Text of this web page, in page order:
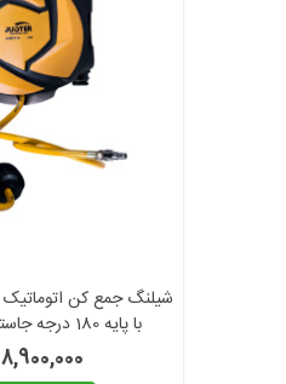
JLD67110 گارانتی6ماهه
8,900,000 تومان